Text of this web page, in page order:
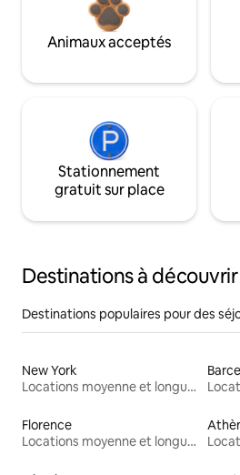
Animaux acceptés
Stationnement
gratuit sur place
Destinations à découvrir
Destinations populaires pour des
New York
Locations moyenne et longue durée
Florence
Locations moyenne et longue durée